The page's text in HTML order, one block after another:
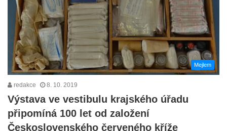
Mejlem
redakce 8. 10. 2019
Výstava ve vestibulu krajského úřadu
připomíná 100 let od založení
Československého červeného kříže